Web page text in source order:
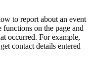
to report about an event
functions on the page and
occurred. For example,
contact details entered